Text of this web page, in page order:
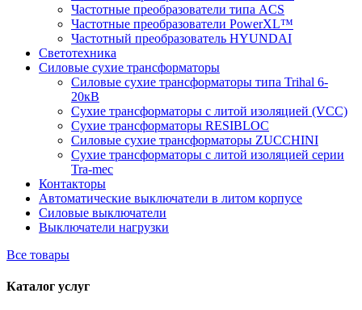
Частотные преобразователи типа ACS
Частотные преобразователи PowerXL™
Частотный преобразователь HYUNDAI
Светотехника
Силовые сухие трансформаторы
Силовые сухие трансформаторы типа Trihal 6-
20кВ
Сухие трансформаторы с литой изоляцией (VCC)
Сухие трансформаторы RESIBLOC
Силовые сухие трансформаторы ZUCCHINI
Сухие трансформаторы с литой изоляцией серии
Tra-mec
Контакторы
Автоматические выключатели в литом корпусе
Силовые выключатели
Выключатели нагрузки
Все товары
Каталог услуг